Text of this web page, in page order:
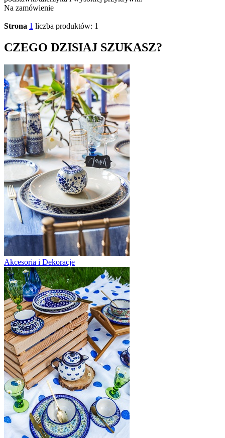
Na zamówienie
Strona 1 liczba produktów: 1
CZEGO DZISIAJ SZUKASZ?
Akcesoria i Dekoracje